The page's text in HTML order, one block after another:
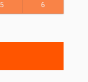
5 6